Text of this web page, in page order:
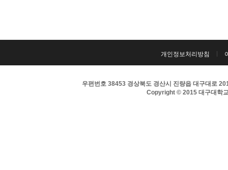
개인정보처리방침
우편번호 38453 경상북도 경산시 진량읍 대구대로
Copyright © 2015 대구대학